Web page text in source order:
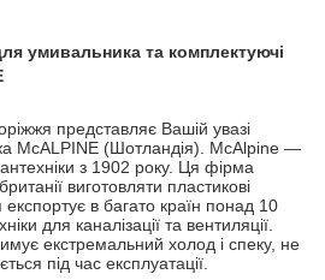
умивальника та комплектуючі
представляє Вашій увазі
McALPINE (Шотландія). McAlpine —
з 1902 року. Ця фірма
виготовляти пластикові
в багато країн понад 10
для каналізації та вентиляції.
екстремальний холод і спеку, не
під час експлуатації.